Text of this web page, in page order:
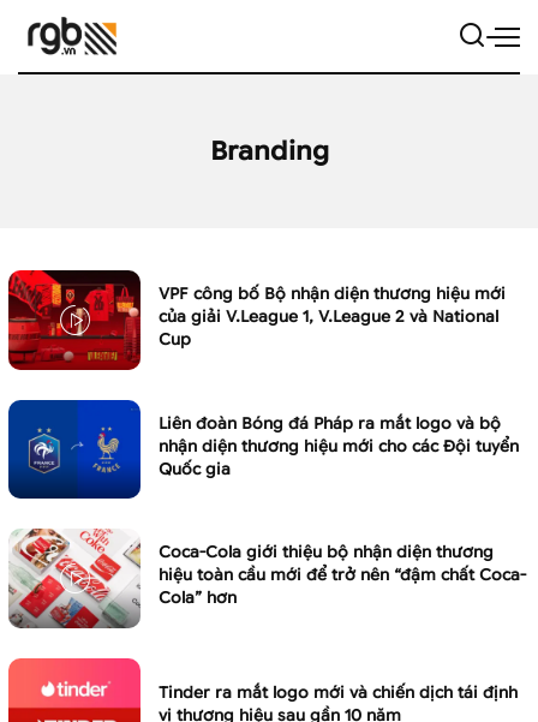
Branding
VPF công bố Bộ nhận diện thương hiệu mới
của giải V.League 1, V.League 2 và National
Cup
Liên đoàn Bóng đá Pháp ra mắt logo và bộ
nhận diện thương hiệu mới cho các Đội tuyển
Quốc gia
Coca-Cola giới thiệu bộ nhận diện thương
hiệu toàn cầu mới để trở nên “đậm chất Coca-
Cola” hơn
Tinder ra mắt logo mới và chiến dịch tái định
vị thương hiệu sau gần 10 năm